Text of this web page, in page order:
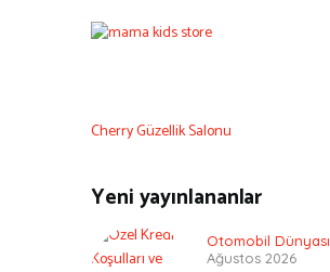
Cherry Güzellik Salonu
Yeni yayınlananlar
Otomobil Dünyası
Ağustos 2026